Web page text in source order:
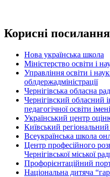
Корисні посилання
Нова українська школа
Міністерство освіти і
Управління освіти і
облдержадміністрації
Чернігівська обласна
Чернігівский обласний
педагогічної освіти
Український центр
Київський
Всеукраїнська школа
Центр професійного
Чернігівської міської
Профорієнтаційний
Національна дитяча